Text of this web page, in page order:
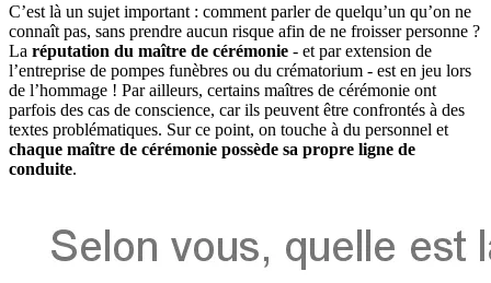
C’est là un sujet important : comment parler de quelqu’un qu’on ne
connaît pas, sans prendre aucun risque afin de ne froisser personne ?
La réputation du maître de cérémonie - et par extension de
l’entreprise de pompes funèbres ou du crématorium - est en jeu lors
de l’hommage ! Par ailleurs, certains maîtres de cérémonie ont
parfois des cas de conscience, car ils peuvent être confrontés à des
textes problématiques. Sur ce point, on touche à du personnel et
chaque maître de cérémonie possède sa propre ligne de
conduite.